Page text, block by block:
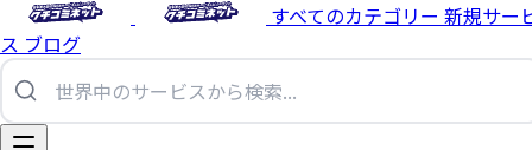
すべてのカテゴリー 新規サー
ス ブログ